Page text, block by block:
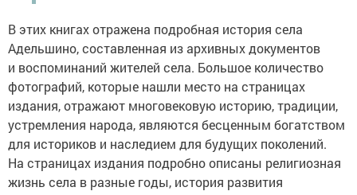
В этих книгах отражена подробная история села
Адельшино, составленная из архивных документов
и воспоминаний жителей села. Большое количество
фотографий, которые нашли место на страницах
издания, отражают многовековую историю, традиции,
устремления народа, являются бесценным богатством
для историков и наследием для будущих поколений.
На страницах издания подробно описаны религиозная
жизнь села в разные годы, история развития